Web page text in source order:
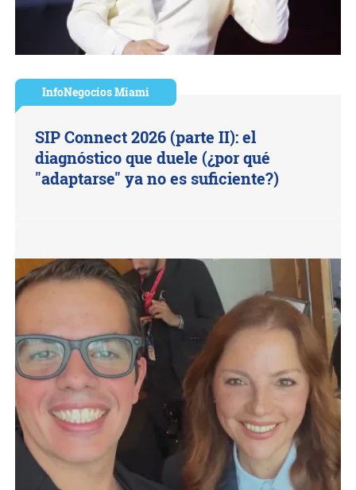
InfoNegocios Miami
SIP Connect 2026 (parte II): el
diagnóstico que duele (¿por qué
"adaptarse" ya no es suficiente?)